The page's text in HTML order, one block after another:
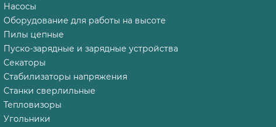
Насосы
Оборудование для работы на высоте
Пилы цепные
Пуско-зарядные и зарядные устройства
Секаторы
Стабилизаторы напряжения
Станки сверлильные
Тепловизоры
Угольники